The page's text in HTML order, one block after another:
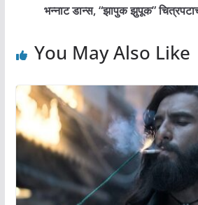
भन्नाट डान्स, “झापुक झुपूक”
You May Also Like